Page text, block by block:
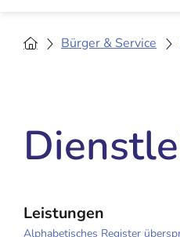
Bürger & Service
Leistungen
Alphabetisches Register